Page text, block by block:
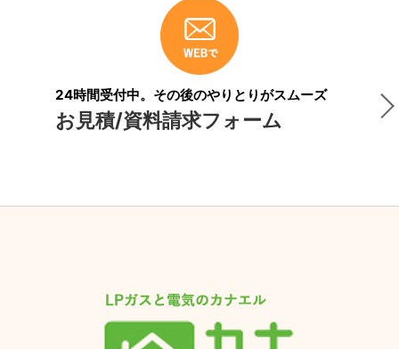
24時間受付中。その後のやりとりがスムーズ
お見積/資料請求フォーム